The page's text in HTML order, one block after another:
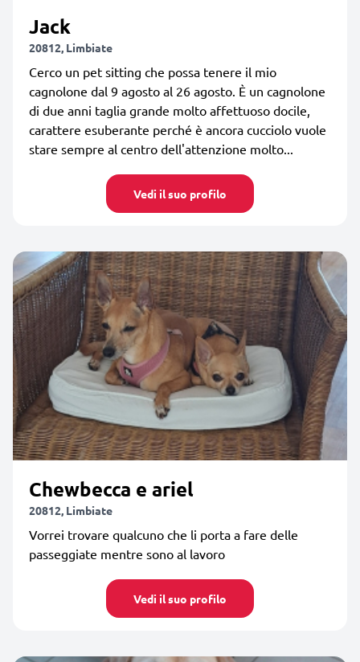
Jack
20812, Limbiate
Cerco un pet sitting che possa tenere il mio
cagnolone dal 9 agosto al 26 agosto. È un cagnolone
di due anni taglia grande molto affettuoso docile,
carattere esuberante perché è ancora cucciolo vuole
stare sempre al centro dell'attenzione molto...
Vedi il suo profilo
Chewbecca e ariel
20812, Limbiate
Vorrei trovare qualcuno che li porta a fare delle
passeggiate mentre sono al lavoro
Vedi il suo profilo